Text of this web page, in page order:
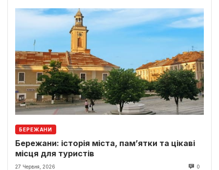
БЕРЕЖАНИ
Бережани: історія міста, пам’ятки та цікаві
місця для туристів
27 Червня, 2026 0